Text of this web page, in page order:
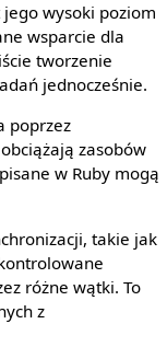
jego wysoki poziom
wsparcie dla
tworzenie
jednocześnie.
poprzez
zasobów
w Ruby mogą
takie jak
różne wątki. To
z